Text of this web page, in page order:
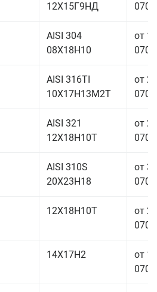
12Х15Г9НД
AISI 304
08Х18Н10
от
AISI 316TI
10Х17Н13М2Т
от
AISI 321
12Х18Н10Т
от
AISI 310S
20Х23Н18
от
12Х18Н10Т
от
14Х17Н2
от